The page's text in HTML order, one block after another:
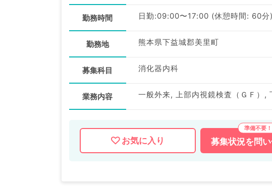
勤務時間 日勤:09:00〜17:00 (休憩時間: 60分)
勤務地 熊本県下益城郡美里町
募集科目 消化器内科
業務内容 一般外来, 上部内視鏡検査（ＧＦ）,
お気に入り 募集状況を 問